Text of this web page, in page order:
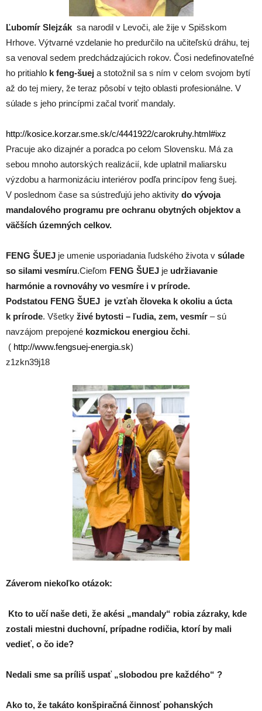
Ľubomír Slejzák sa narodil v Levoči, ale žije v Spišskom
Hrhove. Výtvarné vzdelanie ho predurčilo na učiteľskú dráhu, tej
sa venoval sedem predchádzajúcich rokov. Čosi nedefinovateľné
ho pritiahlo k feng-šuej a stotožnil sa s ním v celom svojom bytí
až do tej miery, že teraz pôsobí v tejto oblasti profesionálne. V
súlade s jeho princípmi začal tvoriť mandaly.
http://kosice.korzar.sme.sk/c/4441922/carokruhy.html#ixz
Pracuje ako dizajnér a poradca po celom Slovensku. Má za
sebou mnoho autorských realizácií, kde uplatnil maliarsku
výzdobu a harmonizáciu interiérov podľa princípov feng šuej.
V poslednom čase sa sústreďujú jeho aktivity do vývoja
mandalového programu pre ochranu obytných objektov a
väčších územných celkov.
FENG ŠUEJ je umenie usporiadania ľudského života v súlade
so silami vesmíru.Cieľom FENG ŠUEJ je udržiavanie
harmónie a rovnováhy vo vesmíre i v prírode.
Podstatou FENG ŠUEJ je vzťah človeka k okoliu a úcta
k prírode. Všetky živé bytosti – ľudia, zem, vesmír – sú
navzájom prepojené kozmickou energiou čchi.
( http://www.fengsuej-energia.sk)
z1zkn39j18
Záverom niekoľko otázok:
Kto to učí naše deti, že akési „mandaly“ robia zázraky, kde
zostali miestni duchovní, prípadne rodičia, ktorí by mali
vedieť, o čo ide?
Nedali sme sa príliš uspať „slobodou pre každého“ ?
Ako to, že takáto konšpiračná činnosť pohanských